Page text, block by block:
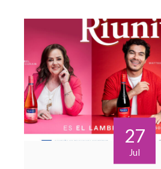
27
Jul